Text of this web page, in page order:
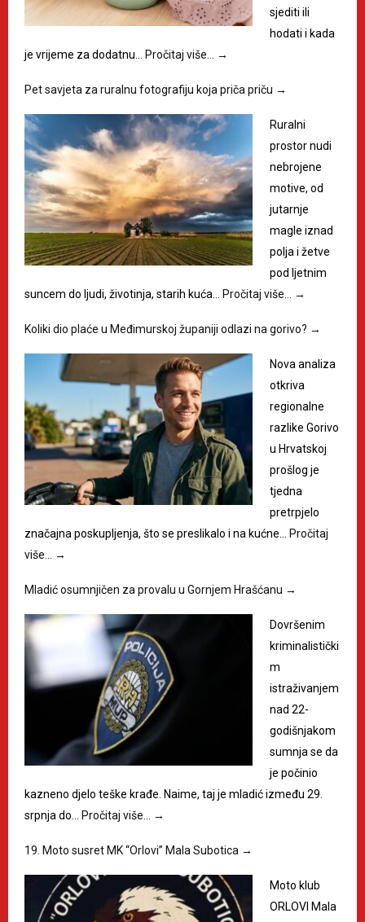
sjediti ili
hodati i kada
je vrijeme za dodatnu…
Pročitaj više… →
Pet savjeta za ruralnu fotografiju koja priča priču →
Ruralni
prostor nudi
nebrojene
motive, od
jutarnje
magle iznad
polja i žetve
pod ljetnim
suncem do ljudi, životinja, starih kuća…
Pročitaj više… →
Koliki dio plaće u Međimurskoj županiji odlazi na gorivo? →
Nova analiza
otkriva
regionalne
razlike Gorivo
u Hrvatskoj
prošlog je
tjedna
pretrpjelo
značajna poskupljenja, što se preslikalo i na kućne…
Pročitaj
više…
→
Mladić osumnjičen za provalu u Gornjem Hrašćanu →
Dovršenim
kriminalistički
m
istraživanjem
nad 22-
godišnjakom
sumnja se da
je počinio
kazneno djelo teške krađe. Naime, taj je mladić između 29.
srpnja do…
Pročitaj više… →
19. Moto susret MK “Orlovi” Mala Subotica →
Moto klub
ORLOVI Mala